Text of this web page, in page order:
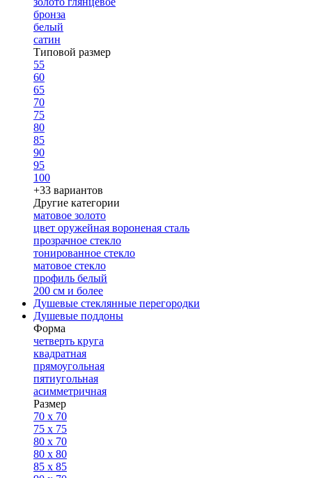
бронза
белый
сатин
Типовой размер
55
60
65
70
75
80
85
90
95
100
+33 вариантов
Другие категории
матовое золото
цвет оружейная вороненая сталь
прозрачное стекло
тонированное стекло
матовое стекло
профиль белый
200 см и более
Душевые стеклянные перегородки
Душевые поддоны
Форма
четверть круга
квадратная
прямоугольная
пятиугольная
асимметричная
Размер
70 x 70
75 x 75
80 x 70
80 x 80
85 x 85